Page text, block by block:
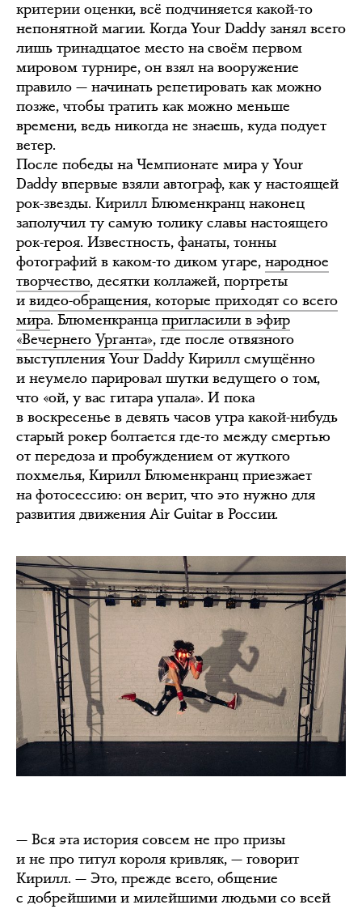
критерии оценки, всё подчиняется какой-то
непонятной магии. Когда Your Daddy занял всего
лишь тринадцатое место на своём первом
мировом турнире, он взял на вооружение
правило — начинать репетировать как можно
позже, чтобы тратить как можно меньше
времени, ведь никогда не знаешь, куда подует
ветер.
После победы на Чемпионате мира у Your
Daddy впервые взяли автограф, как у настоящей
рок-звезды. Кирилл Блюменкранц наконец
заполучил ту самую толику славы настоящего
рок-героя. Известность, фанаты, тонны
фотографий в каком-то диком угаре, народное
творчество, десятки коллажей, портреты
и видео-обращения, которые приходят со всего
мира. Блюменкранца пригласили в эфир
«Вечернего Урганта», где после отвязного
выступления Your Daddy Кирилл смущённо
и неумело парировал шутки ведущего о том,
что «ой, у вас гитара упала». И пока
в воскресенье в девять часов утра какой-нибудь
старый рокер болтается где-то между смертью
от передоза и пробуждением от жуткого
похмелья, Кирилл Блюменкранц приезжает
на фотосессию: он верит, что это нужно для
развития движения Air Guitar в России.
— Вся эта история совсем не про призы
и не про титул короля кривляк, — говорит
Кирилл. — Это, прежде всего, общение
с добрейшими и милейшими людьми со всей